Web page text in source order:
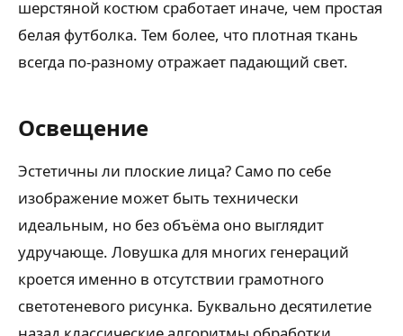
шерстяной костюм сработает иначе, чем простая
белая футболка. Тем более, что плотная ткань
всегда по-разному отражает падающий свет.
Освещение
Эстетичны ли плоские лица? Само по себе
изображение может быть технически
идеальным, но без объёма оно выглядит
удручающе. Ловушка для многих генераций
кроется именно в отсутствии грамотного
светотеневого рисунка. Буквально десятилетие